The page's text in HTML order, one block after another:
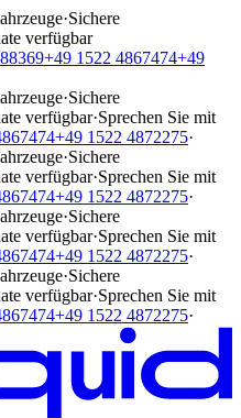
·Sichere
verfügbar
+49 1522 4867474+49
·Sichere
verfügbar·Sprechen Sie mit
+49 1522 4872275·
·Sichere
verfügbar·Sprechen Sie mit
+49 1522 4872275·
·Sichere
verfügbar·Sprechen Sie mit
+49 1522 4872275·
·Sichere
verfügbar·Sprechen Sie mit
+49 1522 4872275·